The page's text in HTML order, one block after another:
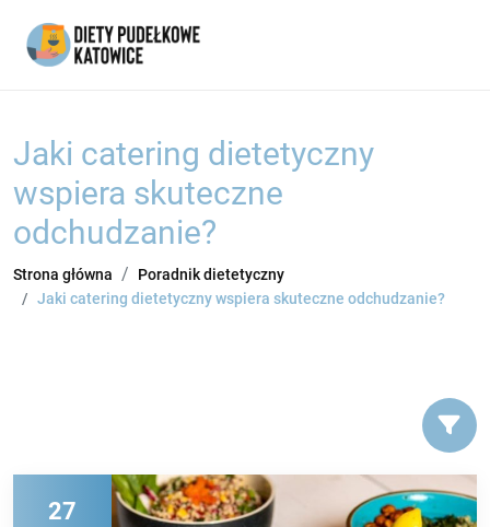
Jaki catering dietetyczny
wspiera skuteczne
odchudzanie?
Strona główna
Poradnik dietetyczny
Jaki catering dietetyczny wspiera skuteczne odchudzanie?
27